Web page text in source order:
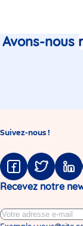
Avons-nous
Suivez-nous !
Facebook
Twitter
Recevez notre